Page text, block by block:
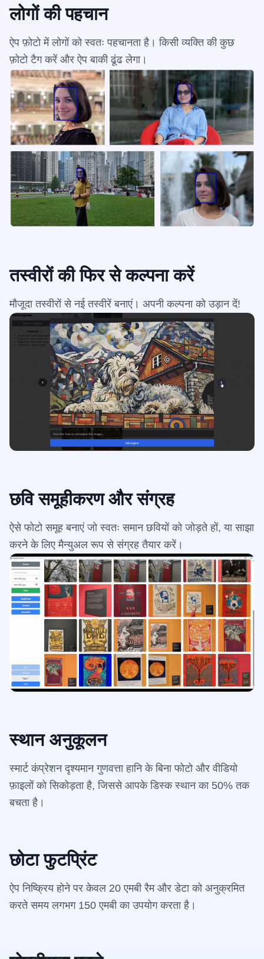
लोगों की पहचान
ऐप फ़ोटो में लोगों को स्वतः पहचानता है। किसी व्यक्ति की कुछ
फ़ोटो टैग करें और ऐप बाकी ढूंढ लेगा।
तस्वीरों की फिर से कल्पना करें
मौजूदा तस्वीरों से नई तस्वीरें बनाएं। अपनी कल्पना को उड़ान दें!
छवि समूहीकरण और संग्रह
ऐसे फोटो समूह बनाएं जो स्वतः समान छवियों को जोड़ते हों, या साझा
करने के लिए मैन्युअल रूप से संग्रह तैयार करें।
स्थान अनुकूलन
स्मार्ट कंप्रेशन दृश्यमान गुणवत्ता हानि के बिना फोटो और वीडियो
फ़ाइलों को सिकोड़ता है, जिससे आपके डिस्क स्थान का 50% तक
बचता है।
छोटा फुटप्रिंट
ऐप निष्क्रिय होने पर केवल 20 एमबी रैम और डेटा को अनुक्रमित
करते समय लगभग 150 एमबी का उपयोग करता है।